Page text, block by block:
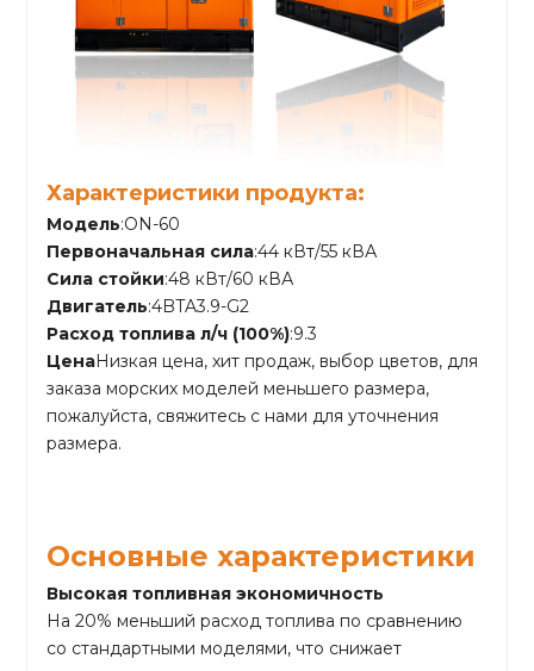
Характеристики продукта:
Модель:ON-60
Первоначальная сила:44 кВт/55 кВА
Сила стойки:48 кВт/60 кВА
Двигатель:4BTA3.9-G2
Расход топлива л/ч (100%):9.3
ЦенаНизкая цена, хит продаж, выбор цветов, для
заказа морских моделей меньшего размера,
пожалуйста, свяжитесь с нами для уточнения
размера.
Основные характеристики
Высокая топливная экономичность
На 20% меньший расход топлива по сравнению
со стандартными моделями, что снижает